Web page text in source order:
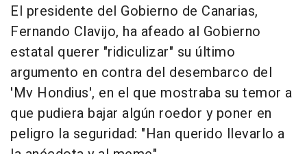
El presidente del Gobierno de Canarias,
Fernando Clavijo, ha afeado al Gobierno
estatal querer "ridiculizar" su último
argumento en contra del desembarco del
'Mv Hondius', en el que mostraba su temor a
que pudiera bajar algún roedor y poner en
peligro la seguridad: "Han querido llevarlo a